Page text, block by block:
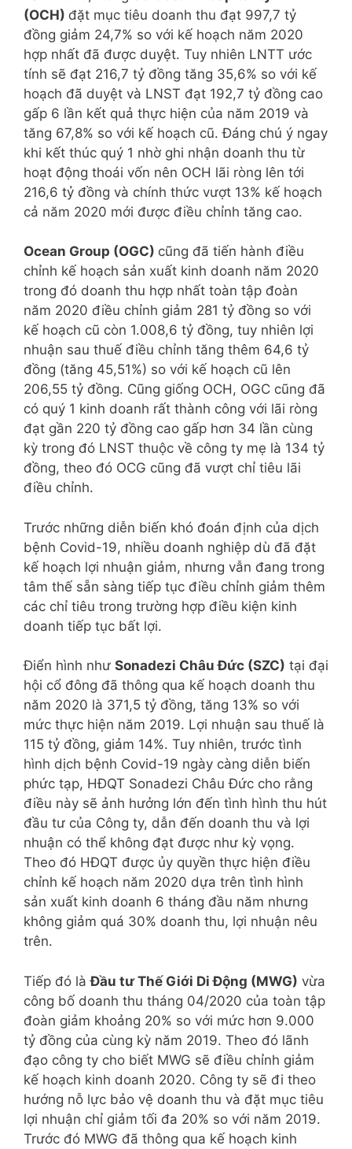
(OCH) đặt mục tiêu doanh thu đạt 997,7 tỷ
đồng giảm 24,7% so với kế hoạch năm 2020
hợp nhất đã được duyệt. Tuy nhiên LNTT ước
tính sẽ đạt 216,7 tỷ đồng tăng 35,6% so với kế
hoạch đã duyệt và LNST đạt 192,7 tỷ đồng cao
gấp 6 lần kết quả thực hiện của năm 2019 và
tăng 67,8% so với kế hoạch cũ. Đáng chú ý ngay
khi kết thúc quý 1 nhờ ghi nhận doanh thu từ
hoạt động thoái vốn nên OCH lãi ròng lên tới
216,6 tỷ đồng và chính thức vượt 13% kế hoạch
cả năm 2020 mới được điều chỉnh tăng cao.
Ocean Group (OGC) cũng đã tiến hành điều
chỉnh kế hoạch sản xuất kinh doanh năm 2020
trong đó doanh thu hợp nhất toàn tập đoàn
năm 2020 điều chỉnh giảm 281 tỷ đồng so với
kế hoạch cũ còn 1.008,6 tỷ đồng, tuy nhiên lợi
nhuận sau thuế điều chỉnh tăng thêm 64,6 tỷ
đồng (tăng 45,51%) so với kế hoạch cũ lên
206,55 tỷ đồng. Cũng giống OCH, OGC cũng đã
có quý 1 kinh doanh rất thành công với lãi ròng
đạt gần 220 tỷ đồng cao gấp hơn 34 lần cùng
kỳ trong đó LNST thuộc về công ty mẹ là 134 tỷ
đồng, theo đó OCG cũng đã vượt chỉ tiêu lãi
điều chỉnh.
Trước những diễn biến khó đoán định của dịch
bệnh Covid-19, nhiều doanh nghiệp dù đã đặt
kế hoạch lợi nhuận giảm, nhưng vẫn đang trong
tâm thế sẵn sàng tiếp tục điều chỉnh giảm thêm
các chỉ tiêu trong trường hợp điều kiện kinh
doanh tiếp tục bất lợi.
Điển hình như Sonadezi Châu Đức (SZC) tại đại
hội cổ đông đã thông qua kế hoạch doanh thu
năm 2020 là 371,5 tỷ đồng, tăng 13% so với
mức thực hiện năm 2019. Lợi nhuận sau thuế là
115 tỷ đồng, giảm 14%. Tuy nhiên, trước tình
hình dịch bệnh Covid-19 ngày càng diễn biến
phức tạp, HĐQT Sonadezi Châu Đức cho rằng
điều này sẽ ảnh hưởng lớn đến tình hình thu hút
đầu tư của Công ty, dẫn đến doanh thu và lợi
nhuận có thể không đạt được như kỳ vọng.
Theo đó HĐQT được ủy quyền thực hiện điều
chỉnh kế hoạch năm 2020 dựa trên tình hình
sản xuất kinh doanh 6 tháng đầu năm nhưng
không giảm quá 30% doanh thu, lợi nhuận nêu
trên.
Tiếp đó làĐầu tư Thế Giới Di Động (MWG) vừa
công bố doanh thu tháng 04/2020 của toàn tập
đoàn giảm khoảng 20% so với mức hơn 9.000
tỷ đồng của cùng kỳ năm 2019. Theo đó lãnh
đạo công ty cho biết MWG sẽ điều chỉnh giảm
kế hoạch kinh doanh 2020. Công ty sẽ đi theo
hướng nỗ lực bảo vệ doanh thu và đặt mục tiêu
lợi nhuận chỉ giảm tối đa 20% so với năm 2019.
Trước đó MWG đã thông qua kế hoạch kinh